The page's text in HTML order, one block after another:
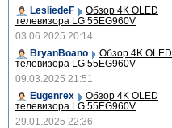
LesliedeF
Обзор 4K OLED
телевизора LG 55EG960V
03.06.2025 20:14
BryanBoano
Обзор 4K OLED
телевизора LG 55EG960V
09.03.2025 21:51
Eugenrex
Обзор 4K OLED
телевизора LG 55EG960V
29.01.2025 22:36